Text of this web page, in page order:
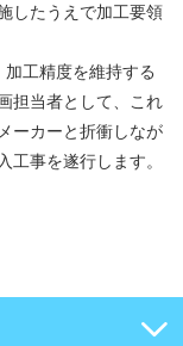
したうえで加工要領
工精度を維持する
担当者として、これ
ーカーと折衝しなが
工事を遂行します。